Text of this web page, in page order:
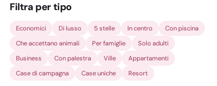
Filtra per tipo
Economici Di lusso 5 stelle In centro
Con piscina
Che accettano animali
Per famiglie
Solo adulti
Business
Con palestra Ville
Appartamenti
Case di campagna
Case uniche Resort